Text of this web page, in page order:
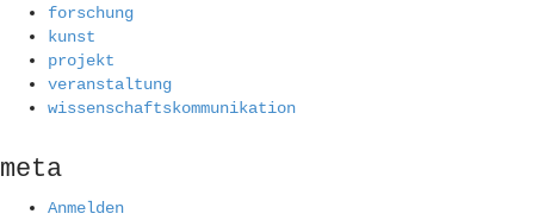
forschung
kunst
projekt
veranstaltung
wissenschaftskommunikation
meta
Anmelden